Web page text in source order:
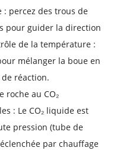
: percez des trous de
pour guider la direction
de la température :
mélanger la boue en
réaction.
roche au CO₂
: Le CO₂ liquide est
pression (tube de
par chauffage